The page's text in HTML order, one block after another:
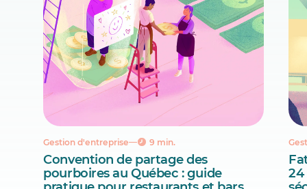
Gestion d'entreprise 9 min.
Convention de partage des
pourboires au Québec : guide
24